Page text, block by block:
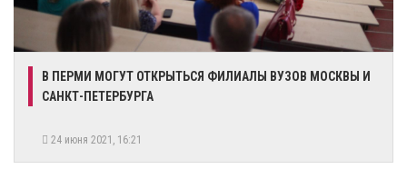
В ПЕРМИ МОГУТ ОТКРЫТЬСЯ ФИЛИАЛЫ ВУЗОВ МОСКВЫ И
САНКТ-ПЕТЕРБУРГА
24 июня 2021, 16:21